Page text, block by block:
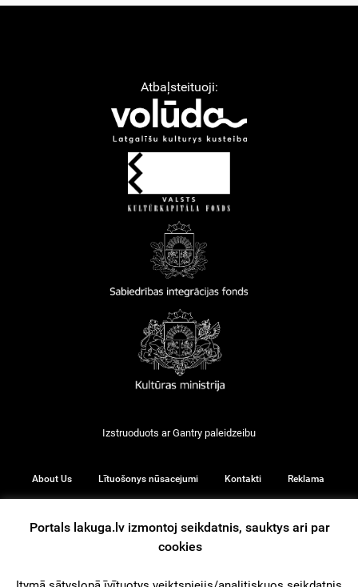
Atbaļsteituoji:
Izstruoduots arGantry paleidzeibu
About Us Lītuošonys nūsacejumi Kontakti Reklama
© 2026
Portals lakuga.lv izmontoj seikdatnis, sauktys ari par
cookies